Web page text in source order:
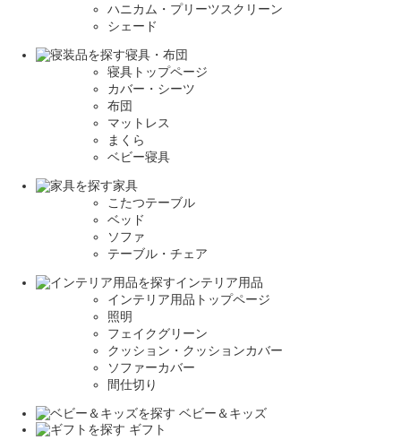
ハニカム・プリーツスクリーン
シェード
寝具・布団
寝具トップページ
カバー・シーツ
布団
マットレス
まくら
ベビー寝具
家具
こたつテーブル
ベッド
ソファ
テーブル・チェア
インテリア用品
インテリア用品トップページ
照明
フェイクグリーン
クッション・クッションカバー
ソファーカバー
間仕切り
ベビー＆キッズ
ギフト